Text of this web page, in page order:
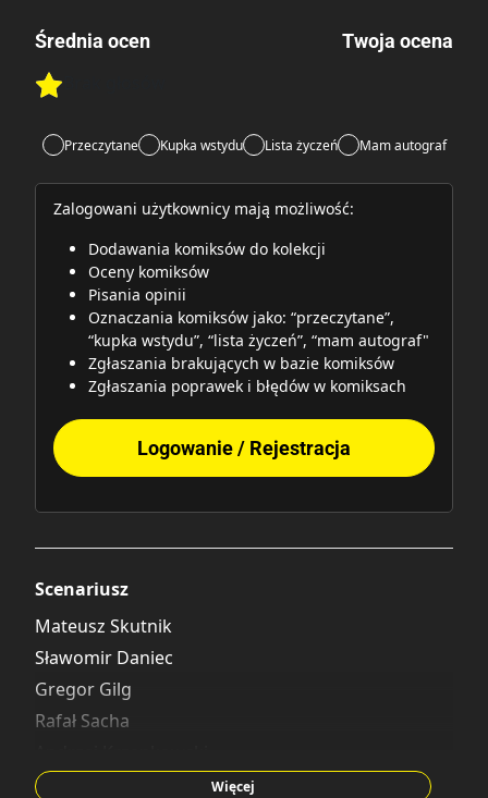
Średnia ocen
Rate this item:
Twoja ocena
Przeczytane Kupka wstydu Lista życzeń Mam autograf
Zalogowani użytkownicy mają możliwość:
Dodawania komiksów do kolekcji
Oceny komiksów
Pisania opinii
Oznaczania komiksów jako: “przeczytane”,
“kupka wstydu”, “lista życzeń”, “mam autograf"
Zgłaszania brakujących w bazie komiksów
Zgłaszania poprawek i błędów w komiksach
Logowanie / Rejestracja
Scenariusz
Mateusz Skutnik
Sławomir Daniec
Gregor Gilg
Rafał Sacha
Kamil Śmiałkowski
Więcej